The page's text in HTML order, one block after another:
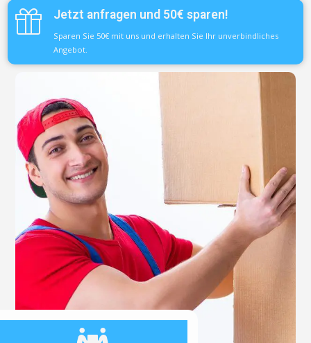
Jetzt anfragen und 50€ sparen!
Sparen Sie 50€ mit uns und erhalten Sie Ihr unverbindliches
Angebot.